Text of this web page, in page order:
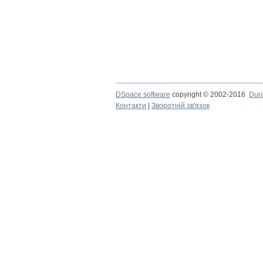
DSpace software copyright © 2002-2016
Контакти
Зворотній зв'язок